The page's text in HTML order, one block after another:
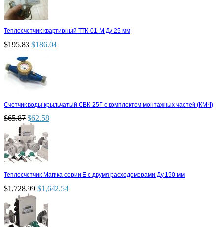
Теплосчетчик квартирный ТТК-01-М Ду 25 мм
$195.83 $186.04
Счетчик воды крыльчатый СВК-25Г с комплектом монтажных частей (КМЧ)
$65.87 $62.58
Теплосчетчик Магика серии Е с двумя расходомерами Ду 150 мм
$1,728.99 $1,642.54